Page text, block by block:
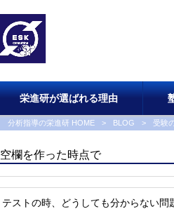
栄進研が選ばれる理由
分析指導の栄進研 HOME > BLOG > 受験
空欄を作った時点で
テストの時、どうしても分からない問